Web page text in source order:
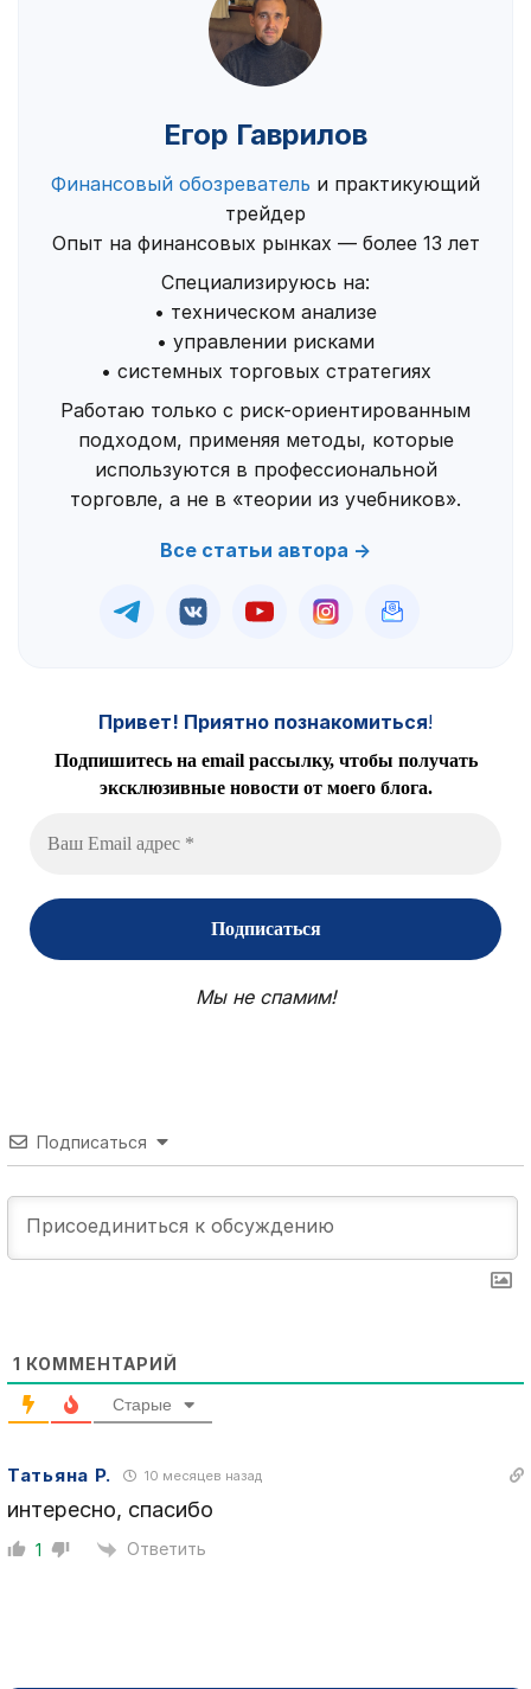
Егор Гаврилов
Финансовый обозреватель и практикующий
трейдер
Опыт на финансовых рынках — более 13 лет
Специализируюсь на:
• техническом анализе
• управлении рисками
• системных торговых стратегиях
Работаю только с риск-ориентированным
подходом, применяя методы, которые
используются в профессиональной
торговле, а не в «теории из учебников».
Все статьи автора →
Привет! Приятно познакомиться!
Подпишитесь на email рассылку, чтобы получать
эксклюзивные новости от моего блога.
Мы не спамим!
Подписаться
1 КОММЕНТАРИЙ
Старые
Татьяна Р. 10 месяцев назад
интересно, спасибо
1 Ответить